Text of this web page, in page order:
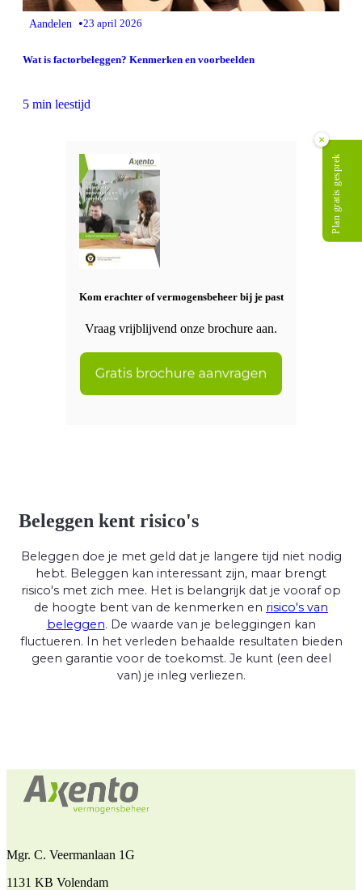
Aandelen •23 april 2026
Wat is factorbeleggen? Kenmerken en voorbeelden
5 min leestijd
Kom erachter of vermogensbeheer bij je past
Vraag vrijblijvend onze brochure aan.
Beleggen kent risico's
Beleggen doe je met geld dat je langere tijd niet nodig
hebt. Beleggen kan interessant zijn, maar brengt
risico's met zich mee. Het is belangrijk dat je vooraf op
de hoogte bent van de kenmerken en risico's van
beleggen. De waarde van je beleggingen kan
fluctueren. In het verleden behaalde resultaten bieden
geen garantie voor de toekomst. Je kunt (een deel
van) je inleg verliezen.
Mgr. C. Veermanlaan 1G
1131 KB Volendam
×
Plan gratis gesprek